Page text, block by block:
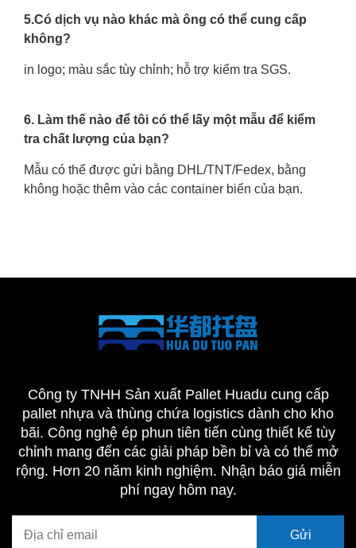
5.Có dịch vụ nào khác mà ông có thể cung cấp
không?
in logo; màu sắc tùy chỉnh; hỗ trợ kiểm tra SGS.
6. Làm thế nào để tôi có thể lấy một mẫu để kiểm
tra chất lượng của bạn?
Mẫu có thể được gửi bằng DHL/TNT/Fedex, bằng
không hoặc thêm vào các container biển của bạn.
Công ty TNHH Sản xuất Pallet Huadu cung cấp
pallet nhựa và thùng chứa logistics dành cho kho
bãi. Công nghệ ép phun tiên tiến cùng thiết kế tùy
chỉnh mang đến các giải pháp bền bỉ và có thể mở
rộng. Hơn 20 năm kinh nghiệm. Nhận báo giá miễn
phí ngay hôm nay.